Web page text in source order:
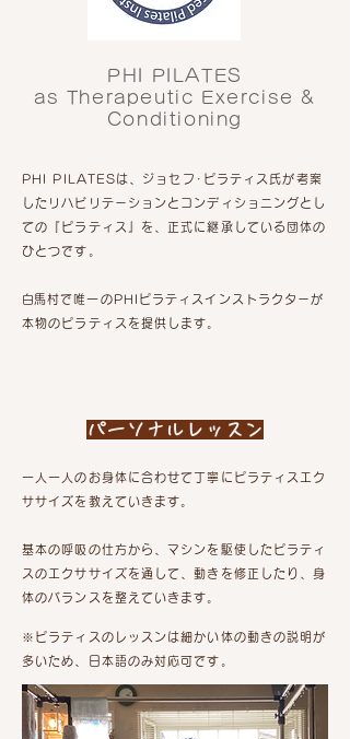
PHI PILATES
as Therapeutic Exercise &
Conditioning
​PHI PILATESは、ジョセフ･ピラティス氏が考案
したリハビリテーションとコンディショニングとし
ての『ピラティス』を、正式に継承している団体の
ひとつです。
​白馬村で唯一のPHIピラティスインストラクターが
本物のピラティスを提供します。
パーソナルレッスン
一人一人のお身体に合わせて丁寧にピラティスエク
ササイズを教えていきます。
基本の呼吸の仕方から、マシンを駆使したピラティ
スのエクササイズを通して、動きを修正したり、身
体のバランスを整えていきます。
※ピラティスのレッスンは細かい体の動きの説明が
多いため、日本語のみ対応可です。